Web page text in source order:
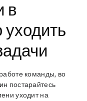
в
команды, во
постарайтесь
уходит на